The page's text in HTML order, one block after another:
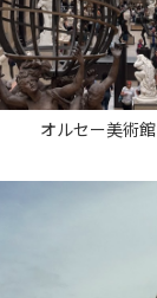
オルセー美術館